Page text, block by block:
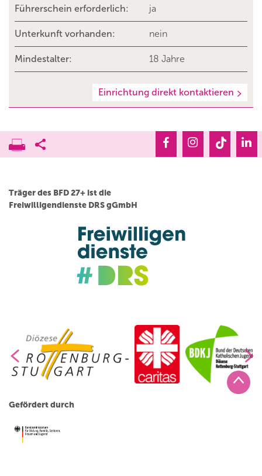
Führerschein erforderlich: ja
Unterkunft vorhanden: nein
Mindestalter: 18 Jahre
Einrichtung direkt kontaktieren
Träger des BFD 27+ ist die
Freiwilligendienste DRS gGmbH
Gefördert durch